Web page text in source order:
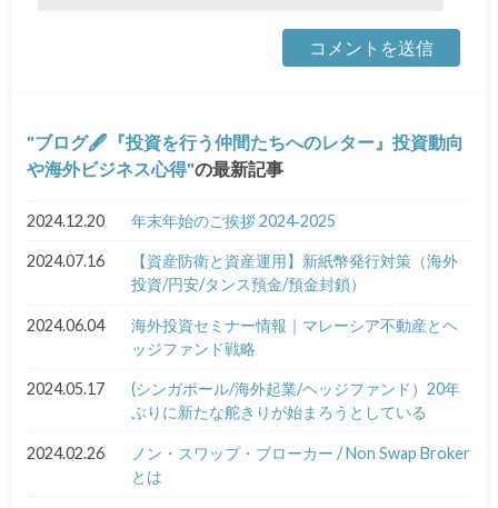
ブログ🖋『投資を行う仲間たちへのレター』投資動向
や海外ビジネス心得 の最新記事
2024.12.20 年末年始のご挨拶 2024‐2025
2024.07.16
【資産防衛と資産運用】新紙幣発行対策（海外
投資/円安/タンス預金/預金封鎖）
2024.06.04
海外投資セミナー情報｜マレーシア不動産とヘ
ッジファンド戦略
2024.05.17
(シンガポール/海外起業/ヘッジファンド）20年
ぶりに新たな舵きりが始まろうとしている
2024.02.26
ノン・スワップ・ブローカー / Non Swap Broker
とは